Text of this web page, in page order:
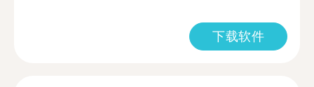
下载软件